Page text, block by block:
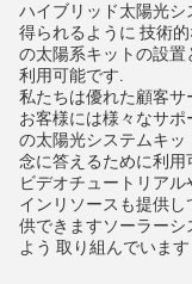
ハイブリッド太陽光
得られるように 技術
の太陽系キットの設置
利用可能です.
私たちは優れた顧客サ
お客様には様々なサ
の太陽光システムキ
念に答えるために利用
ビデオチュートリア
インリソースも提供
供できますソーラーシ
よう 取り組んでいます